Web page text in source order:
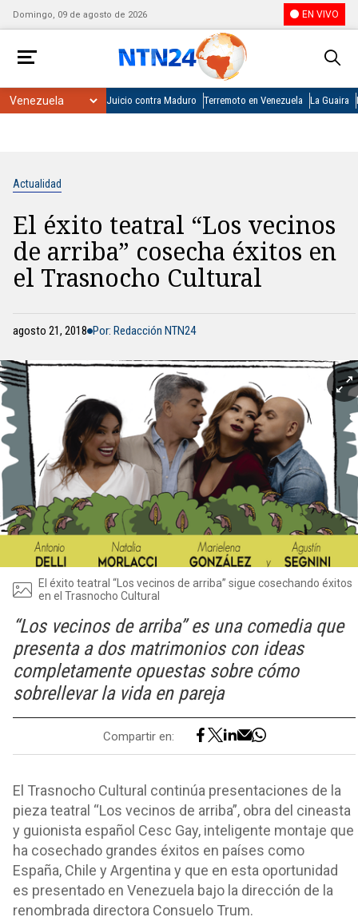
Domingo, 09 de agosto de 2026 EN VIVO
Juicio contra Maduro Terremoto en Venezuela La Guaira
Actualidad
El éxito teatral “Los vecinos
de arriba” cosecha éxitos en
el Trasnocho Cultural
agosto 21, 2018 Por: Redacción NTN24
El éxito teatral “Los vecinos de arriba” sigue cosechando éxitos
en el Trasnocho Cultural
“Los vecinos de arriba” es una comedia que
presenta a dos matrimonios con ideas
completamente opuestas sobre cómo
sobrellevar la vida en pareja
Compartir en:
El Trasnocho Cultural continúa presentaciones de la
pieza teatral “Los vecinos de arriba”, obra del cineasta
y guionista español Cesc Gay, inteligente montaje que
ha cosechado grandes éxitos en países como
España, Chile y Argentina y que en esta oportunidad
es presentado en Venezuela bajo la dirección de la
renombrada directora Consuelo Trum.